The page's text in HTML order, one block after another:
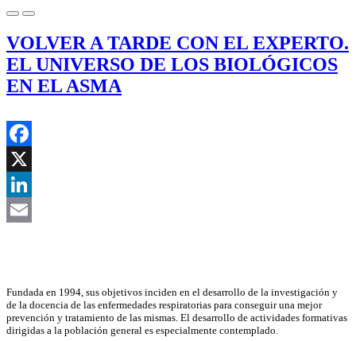
VOLVER A TARDE CON EL EXPERTO.
EL UNIVERSO DE LOS BIOLÓGICOS
EN EL ASMA
Facebook
X
LinkedIn
Fundada en 1994, sus objetivos inciden en el desarrollo de la investigación y
de la docencia de las enfermedades respiratorias para conseguir una mejor
prevención y tratamiento de las mismas. El desarrollo de actividades formativas
dirigidas a la población general es especialmente contemplado.